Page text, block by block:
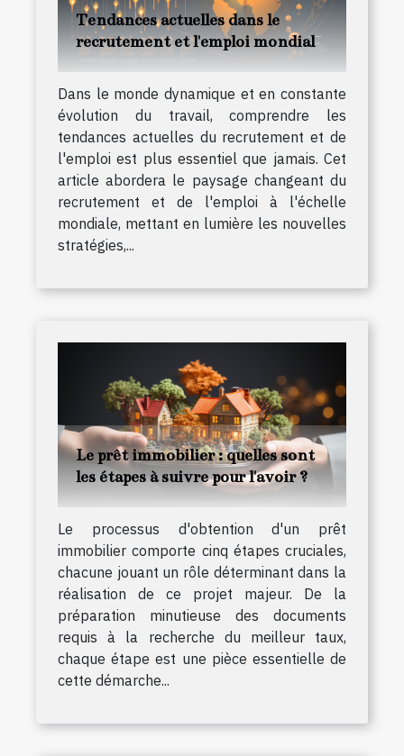
Tendances actuelles dans le
recrutement et l'emploi mondial
Dans le monde dynamique et en constante
évolution du travail, comprendre les
tendances actuelles du recrutement et de
l'emploi est plus essentiel que jamais. Cet
article abordera le paysage changeant du
recrutement et de l'emploi à l'échelle
mondiale, mettant en lumière les nouvelles
stratégies,...
Le prêt immobilier : quelles sont
les étapes à suivre pour l'avoir ?
Le processus d'obtention d'un prêt
immobilier comporte cinq étapes cruciales,
chacune jouant un rôle déterminant dans la
réalisation de ce projet majeur. De la
préparation minutieuse des documents
requis à la recherche du meilleur taux,
chaque étape est une pièce essentielle de
cette démarche...